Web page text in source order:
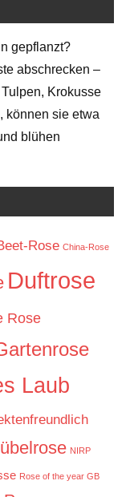
gepflanzt?
abschrecken –
Krokusse
können sie etwa
blühen
Rose China-Rose
Duftrose
Rose
Laub
NIRP
Rose of the year GB